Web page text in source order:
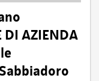
DI AZIENDA